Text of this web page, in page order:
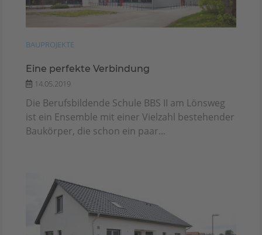
BAUPROJEKTE
Eine perfekte Verbindung
14.05.2019
Die Berufsbildende Schule BBS II am Lönsweg
ist ein Ensemble mit einer Vielzahl bestehender
Baukörper, die schon ein paar...